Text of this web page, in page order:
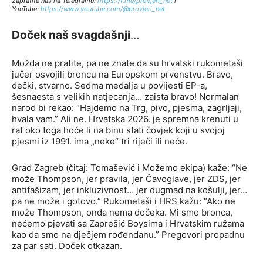
YouTube: https://www.youtube.com/@provjeri_net
Doček naš svagdašnji…
Možda ne pratite, pa ne znate da su hrvatski rukometaši
jučer osvojili broncu na Europskom prvenstvu. Bravo,
dečki, stvarno. Sedma medalja u povijesti EP-a,
šesnaesta s velikih natjecanja… zaista bravo! Normalan
narod bi rekao: “Hajdemo na Trg, pivo, pjesma, zagrljaji,
hvala vam.” Ali ne. Hrvatska 2026. je spremna krenuti u
rat oko toga hoće li na binu stati čovjek koji u svojoj
pjesmi iz 1991. ima „neke“ tri riječi ili neće.
Grad Zagreb (čitaj: Tomašević i Možemo ekipa) kaže: “Ne
može Thompson, jer pravila, jer Čavoglave, jer ZDS, jer
antifašizam, jer inkluzivnost… jer dugmad na košulji, jer…
pa ne može i gotovo.” Rukometaši i HRS kažu: “Ako ne
može Thompson, onda nema dočeka. Mi smo bronca,
nećemo pjevati sa Zaprešić Boysima i Hrvatskim ružama
kao da smo na dječjem rođendanu.” Pregovori propadnu
za par sati. Doček otkazan.